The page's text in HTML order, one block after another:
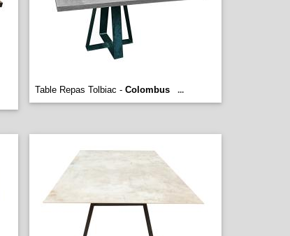
Table Repas Tolbiac - Colombus ...